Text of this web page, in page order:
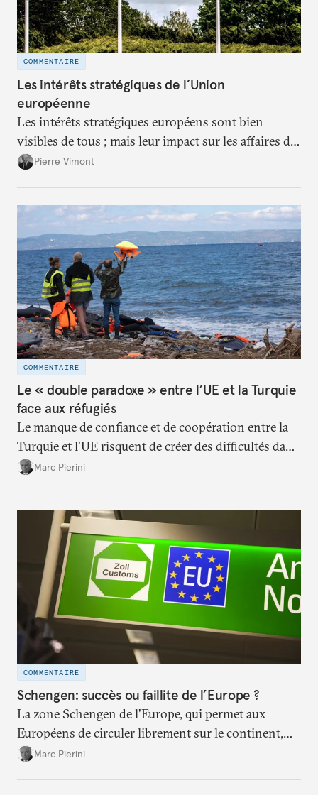
COMMENTAIRE
Les intérêts stratégiques de l’Union
européenne
Les intérêts stratégiques européens sont bien
visibles de tous ; mais leur impact sur les affaires du
monde reste limité par rapport au poids théorique
Pierre Vimont
COMMENTAIRE
Le « double paradoxe » entre l’UE et la Turquie
face aux réfugiés
Le manque de confiance et de coopération entre la
Turquie et l'UE risquent de créer des difficultés dans
l'implementation du plan d'action pour limiter
Marc Pierini
COMMENTAIRE
Schengen: succès ou faillite de l’Europe ?
La zone Schengen de l'Europe, qui permet aux
Européens de circuler librement sur le continent,
atteint son trentième anniversaire. Pourra-t-elle
Marc Pierini